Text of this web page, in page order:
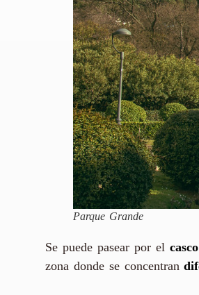
Parque Grande
Se puede pasear por el
zona donde se concentran